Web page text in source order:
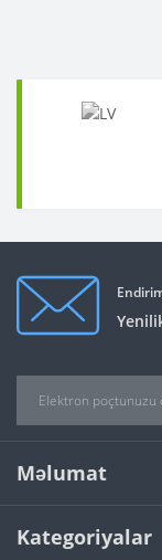
Məlumat
Kategoriyalar